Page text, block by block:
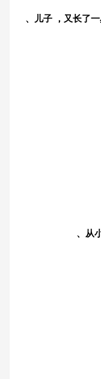
、儿子 ，又长了
、从